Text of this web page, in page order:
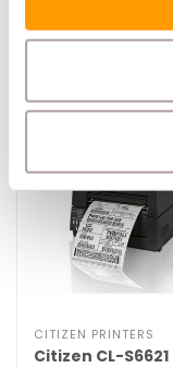
Reviews
Gerelateerde
CITIZEN PRINTERS
Citizen CL-S6621